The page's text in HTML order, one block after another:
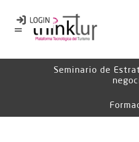
Seminario de